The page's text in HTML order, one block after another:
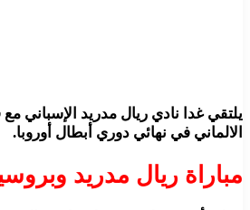
يلتقي غدا نادي ريال مدريد الإسباني
الالماني في نهائي دوري أبطال أوروبا.
مباراة ريال مدريد